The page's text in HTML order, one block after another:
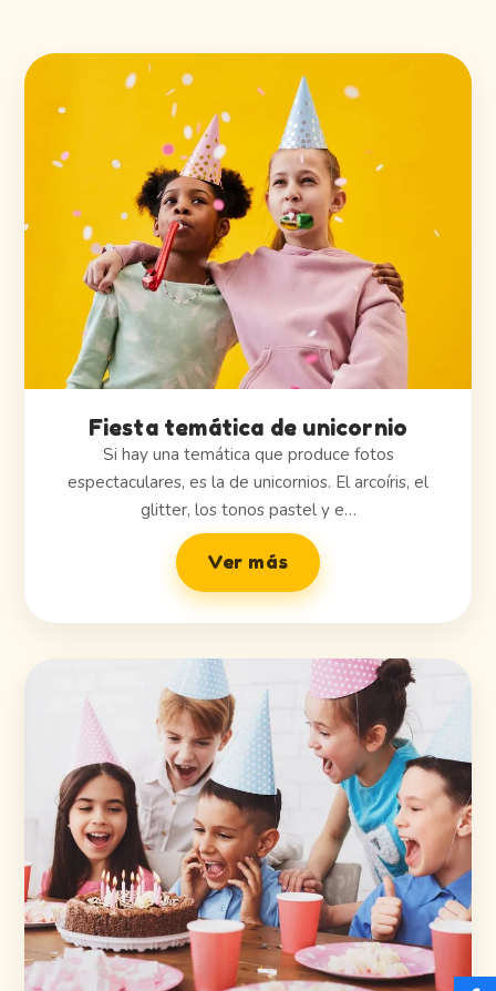
Fiesta temática de unicornio
Si hay una temática que produce fotos
espectaculares, es la de unicornios. El arcoíris, el
glitter, los tonos pastel y e…
Ver más